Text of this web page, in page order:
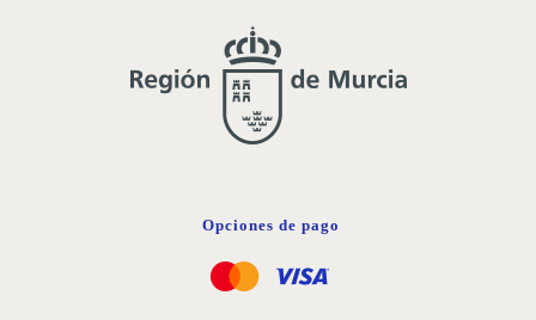
Opciones de pago